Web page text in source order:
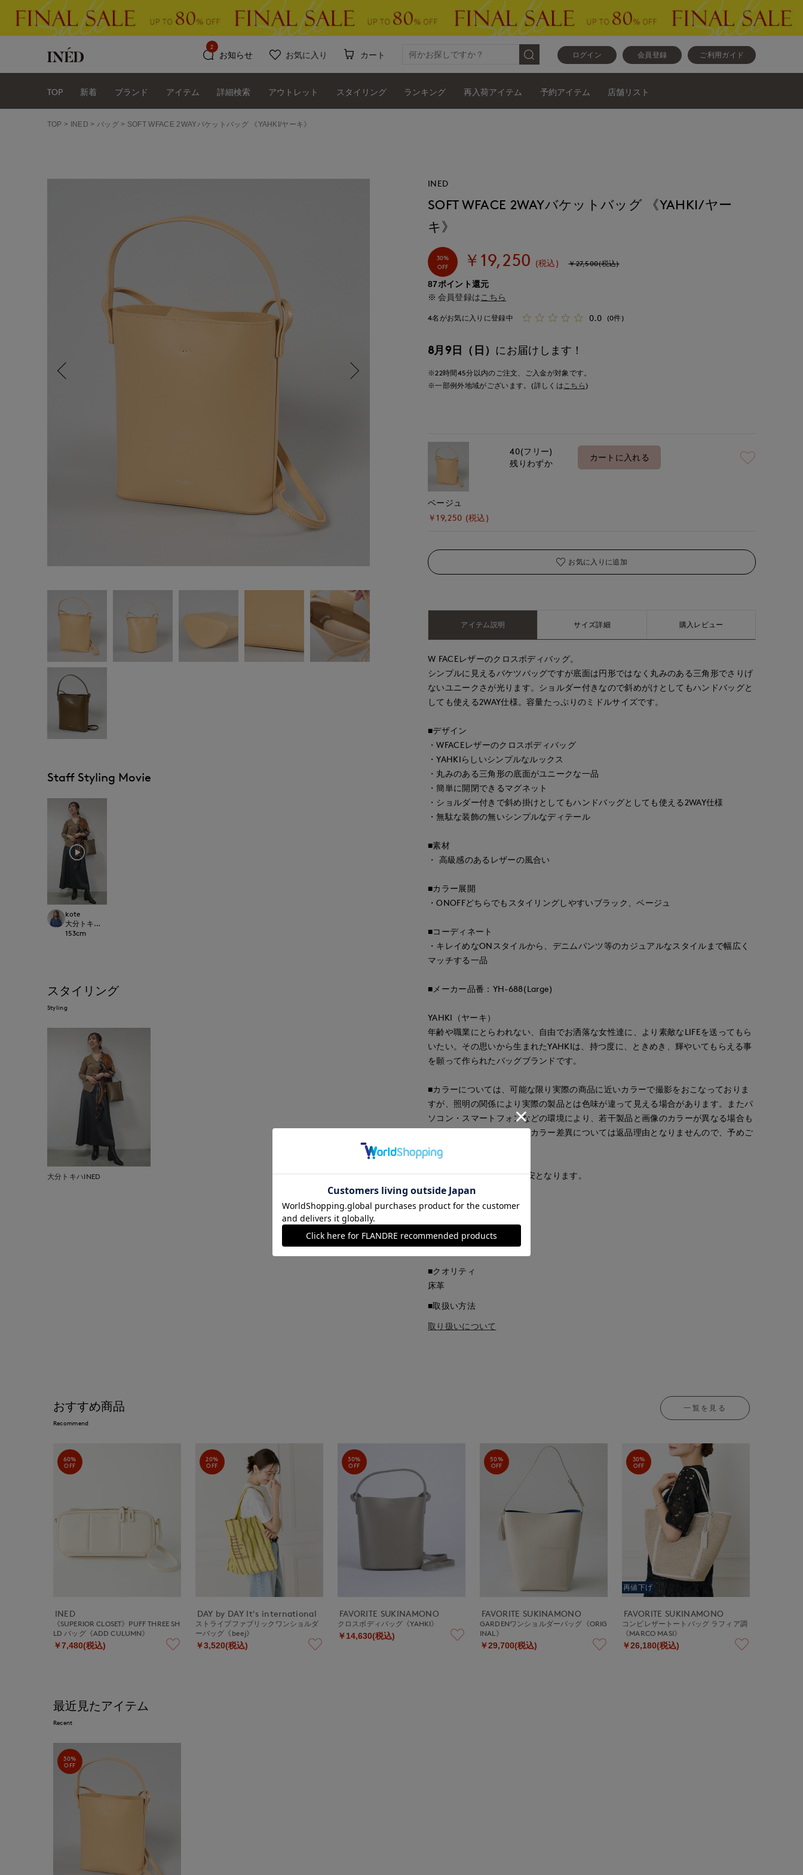
ログイン 会員登録 ご利用ガイド
お知らせ
2
お気に入り カート
TOP 新着 ブランド アイテム 詳細検索 アウトレット スタイリング ランキング 再入荷アイテム 予約アイテム 店舗リスト
TOP INED バッグ SOFT WFACE 2WAYバケットバッグ 《YAHKI/ヤーキ》
Staff Styling Movie
kote
大分トキハINED
153cm
スタイリング
Styling
大分トキハINED
INED
SOFT WFACE 2WAYバケットバッグ 《YAHKI/ヤー
キ》
30%
OFF
￥19,250 (税込) ￥27,500(税込)
87ポイント還元
会員登録は こちら
4名がお気に入りに登録中 0.0 (0件)
8月9日（日） にお届けします！
※22時間45分以内のご注文、ご入金が対象です。
※一部例外地域がございます。(詳しくはこちら )
ベージュ
￥19,250 (税込)
40(フリー)
残りわずか
カートに入れる
お気に入りに追加
アイテム説明 サイズ詳細 購入レビュー
W FACEレザーのクロスボディバッグ。
シンプルに見えるバケツバッグですが底面は円形ではなく丸みのある三角形でさりげ
ないユニークさが光ります。ショルダー付きなので斜めがけとしてもハンドバッグと
しても使える2WAY仕様。容量たっぷりのミドルサイズです。
■デザイン
・WFACEレザーのクロスボディバッグ
・YAHKIらしいシンプルなルックス
・丸みのある三角形の底面がユニークな一品
・簡単に開閉できるマグネット
・ショルダー付きで斜め掛けとしてもハンドバッグとしても使える2WAY仕様
・無駄な装飾の無いシンプルなディテール
■素材
・ 高級感のあるレザーの風合い
■カラー展開
・ONOFFどちらでもスタイリングしやすいブラック、ベージュ
■コーディネート
・キレイめなONスタイルから、デニムパンツ等のカジュアルなスタイルまで幅広く
マッチする一品
■メーカー品番：YH-688(Large)
YAHKI（ヤーキ）
年齢や職業にとらわれない、自由でお洒落な女性達に、より素敵なLIFEを送ってもら
いたい。その思いから生まれたYAHKIは、持つ度に、ときめき、輝やいてもらえる事
を願って作られたバッグブランドです。
■カラーについては、可能な限り実際の商品に近いカラーで撮影をおこなっておりま
すが、照明の関係により実際の製品とは色味が違って見える場合があります。またパ
ソコン・スマートフォンなどの環境により、若干製品と画像のカラーが異なる場合も
ございます。現物と画像のカラー差異については返品理由となりませんので、予めご
了承ください。
■サイズ表記はあくまで目安となります。
■品番
■原産国
■クオリティ
床革
■取扱い方法
取り扱いについて
おすすめ商品
Recommend
一覧を見る
60%
OFF
INED
《SUPERIOR CLOSET》PUFF THREE SH
LD バッグ《ADD CULUMN》
￥7,480(税込)
20%
OFF
DAY by DAY It's international
ストライプファブリックワンショルダ
ーバッグ《beej》
￥3,520(税込)
30%
OFF
FAVORITE SUKINAMONO
クロスボディバッグ《YAHKI》
￥14,630(税込)
50%
OFF
FAVORITE SUKINAMONO
GARDENワンショルダーバッグ《ORIG
INAL》
￥29,700(税込)
30%
OFF
再値下げ
FAVORITE SUKINAMONO
コンビレザートートバッグ ラフィア調
《MARCO MASI》
￥26,180(税込)
最近見たアイテム
Recent
30%
OFF